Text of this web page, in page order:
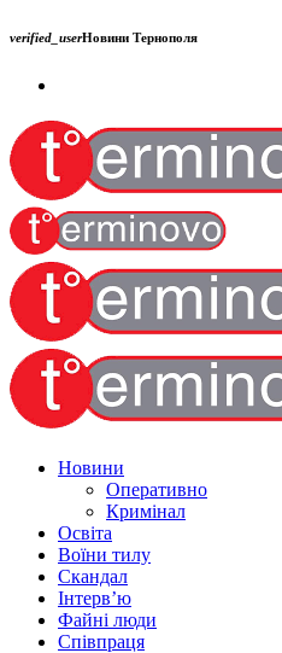
verified_userНовини Тернополя
Новини
Оперативно
Кримінал
Освіта
Воїни тилу
Скандал
Інтерв’ю
Файні люди
Співпраця